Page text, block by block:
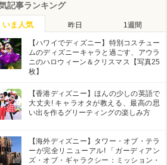
記事ランキング
いま人気 昨日 1週間
【ハワイでディズニー】特別コスチュー
ムのディズニーキャラと過ごす、アウラ
ニのハロウィーン＆クリスマス【写真25
枚】
【香港ディズニー】ほんの少しの英語で
大丈夫! キャラオタが教える、最高の思
い出を作るグリーティングの楽しみ方
【海外ディズニー】タワー・オブ・テラ
ーが完全リニューアル! 「ガーディアン
ズ・オブ・ギャラクシー：ミッション・